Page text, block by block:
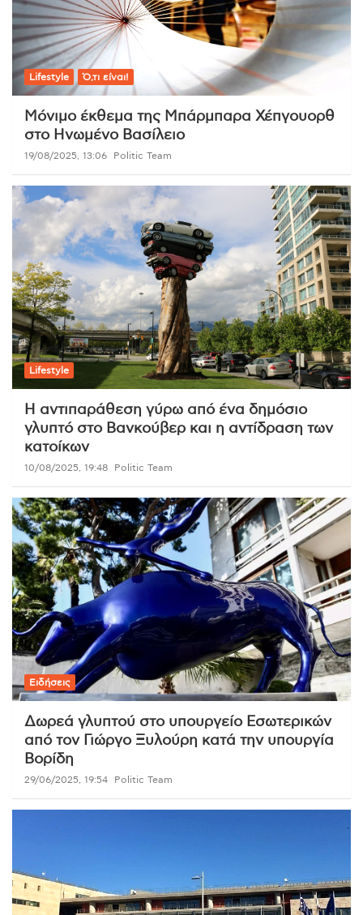
Lifestyle Ό,τι είναι!
Μόνιμο έκθεμα της Μπάρμπαρα Χέπγουορθ
στο Ηνωμένο Βασίλειο
19/08/2025, 13:06 Politic Team
Lifestyle
Η αντιπαράθεση γύρω από ένα δημόσιο
γλυπτό στο Βανκούβερ και η αντίδραση των
κατοίκων
10/08/2025, 19:48 Politic Team
Ειδήσεις
Δωρεά γλυπτού στο υπουργείο Εσωτερικών
από τον Γιώργο Ξυλούρη κατά την υπουργία
Βορίδη
29/06/2025, 19:54 Politic Team